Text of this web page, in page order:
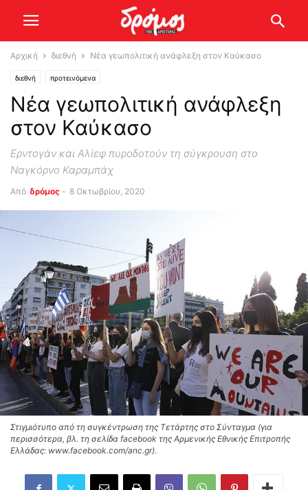
Αρχική διεθνή Νέα γεωπολιτική ανάφλεξη στον Καύκασο
διεθνή προτεινόμενα
Νέα γεωπολιτική ανάφλεξη
στον Καύκασο
Ερντογάν και Αλίεφ πυροδοτούν τη σύγκρουση στο
Ναγκόρνο Καραμπάχ
Από δρόμος - 8 Οκτωβρίου, 2020
Στιγμιότυπο από τη συγκέντρωση της Τετάρτης στο Σύνταγμα (για
περισσότερα, βλ. τη σελίδα facebook της Αρμενικής Εθνικής Επιτροπής
Ελλάδας: www.facebook.com/anc.gr).